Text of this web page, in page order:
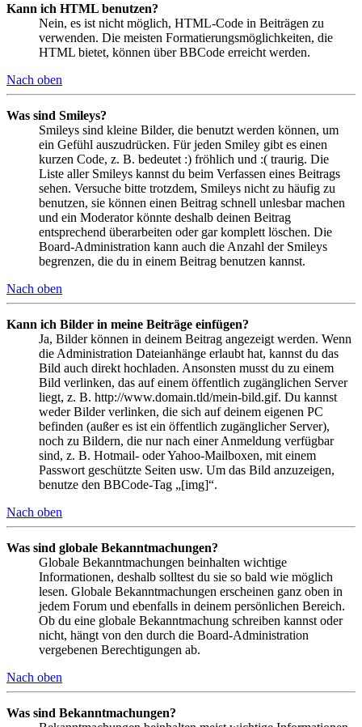
Kann ich HTML benutzen?
Nein, es ist nicht möglich, HTML-Code in Beiträgen zu
verwenden. Die meisten Formatierungsmöglichkeiten, die
HTML bietet, können über BBCode erreicht werden.
Nach oben
Was sind Smileys?
Smileys sind kleine Bilder, die benutzt werden können, um
ein Gefühl auszudrücken. Für jeden Smiley gibt es einen
kurzen Code, z. B. bedeutet :) fröhlich und :( traurig. Die
Liste aller Smileys kannst du beim Verfassen eines Beitrags
sehen. Versuche bitte trotzdem, Smileys nicht zu häufig zu
benutzen, sie können einen Beitrag schnell unlesbar machen
und ein Moderator könnte deshalb deinen Beitrag
entsprechend überarbeiten oder gar komplett löschen. Die
Board-Administration kann auch die Anzahl der Smileys
begrenzen, die du in einem Beitrag benutzen kannst.
Nach oben
Kann ich Bilder in meine Beiträge einfügen?
Ja, Bilder können in deinem Beitrag angezeigt werden. Wenn
die Administration Dateianhänge erlaubt hat, kannst du das
Bild auch direkt hochladen. Ansonsten musst du zu einem
Bild verlinken, das auf einem öffentlich zugänglichen Server
liegt, z. B. http://www.domain.tld/mein-bild.gif. Du kannst
weder Bilder verlinken, die sich auf deinem eigenen PC
befinden (außer es ist ein öffentlich zugänglicher Server),
noch zu Bildern, die nur nach einer Anmeldung verfügbar
sind, z. B. Hotmail- oder Yahoo-Mailboxen, mit einem
Passwort geschützte Seiten usw. Um das Bild anzuzeigen,
benutze den BBCode-Tag „[img]“.
Nach oben
Was sind globale Bekanntmachungen?
Globale Bekanntmachungen beinhalten wichtige
Informationen, deshalb solltest du sie so bald wie möglich
lesen. Globale Bekanntmachungen erscheinen ganz oben in
jedem Forum und ebenfalls in deinem persönlichen Bereich.
Ob du eine globale Bekanntmachung schreiben kannst oder
nicht, hängt von den durch die Board-Administration
vergebenen Berechtigungen ab.
Nach oben
Was sind Bekanntmachungen?